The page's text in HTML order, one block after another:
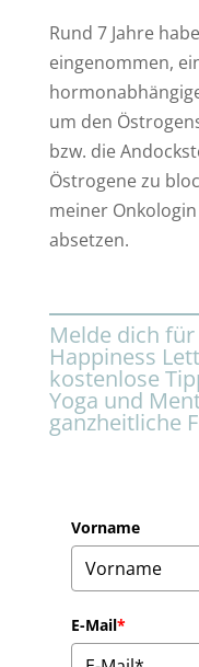
Rund 7 Jahre
eingenommen,
um den
bzw. die
Östrogene zu
meiner
absetzen.
Melde dich
Happiness
kostenlose
Yoga und
ganzheitliche
Vorname
E-Mail*